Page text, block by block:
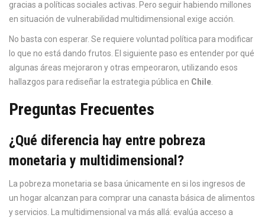
gracias a políticas sociales activas. Pero seguir habiendo millones
en situación de vulnerabilidad multidimensional exige acción.
No basta con esperar. Se requiere voluntad política para modificar
lo que no está dando frutos. El siguiente paso es entender por qué
algunas áreas mejoraron y otras empeoraron, utilizando esos
hallazgos para rediseñar la estrategia pública en Chile.
Preguntas Frecuentes
¿Qué diferencia hay entre pobreza
monetaria y multidimensional?
La pobreza monetaria se basa únicamente en si los ingresos de
un hogar alcanzan para comprar una canasta básica de alimentos
y servicios. La multidimensional va más allá: evalúa acceso a